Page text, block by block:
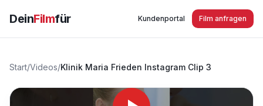
DeinFilmfür Kundenportal Film anfragen
Start/Videos/Klinik Maria Frieden Instagram Clip 3